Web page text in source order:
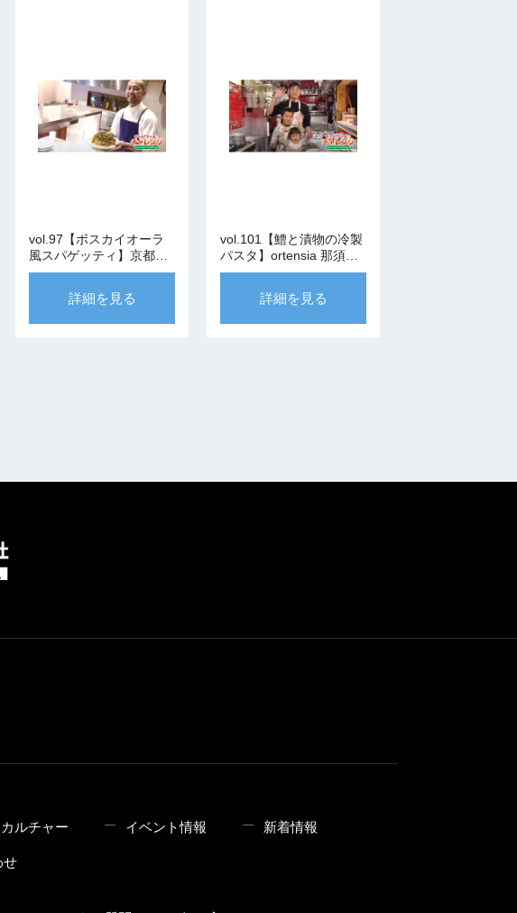
vol.97【ボスカイオーラ
風スパゲッティ】京都・
Vena 早川シェフ
詳細を見る
vol.101【鱧と漬物の冷製
パスタ】ortensia 那須シ
ェフ
詳細を見る
カルチャー イベント情報 新着情報
せ